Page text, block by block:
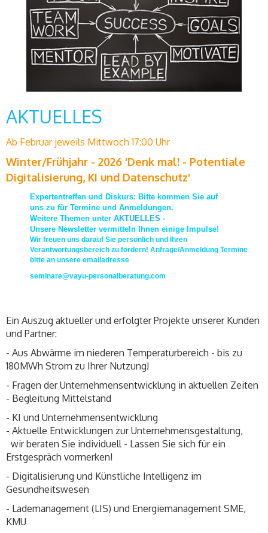
AKTUELLES
Ab Februar jeweils Mittwoch 17:00 Uhr
Winter/Frühjahr - 2026 'Denk mal! - Potentiale
Digitalisierung, KI und Datenschutz'
Expertentreffen und Diskurs: Bitte kommen Sie auf
uns zu für Termine und Anmeldungen.
Weitere Themen unter AKTUELLES -
Unsere Newsletter vermitteln Ihnen einige Impulse!
Wir freuen uns darauf Sie persönlich und Ihren
Verantwortungsbereich zu fördern! Anfrage/Anmeldung Termine
bitte an unsere emailadresse
seminare@vayu-personalberatung.com
Ein Auszug aktueller und erfolgter Projekte unserer Kunden
und Partner:
- Aus Abwärme im niederen Temperaturbereich - bis zu
180MWh Strom zu Ihrer Nutzung!
- Fragen der Unternehmensentwicklung in aktuellen Zeiten
- Begleitung Mittelstand
- KI und Unternehmensentwicklung
- Aktuelle Entwicklungen zur Unternehmensgestaltung,
wir beraten Sie individuell - Lassen Sie sich für ein
Erstgespräch vormerken!
- Digitalisierung und Künstliche Intelligenz im
Gesundheitswesen
- Lademanagement (LIS) und Energiemanagement SME,
KMU